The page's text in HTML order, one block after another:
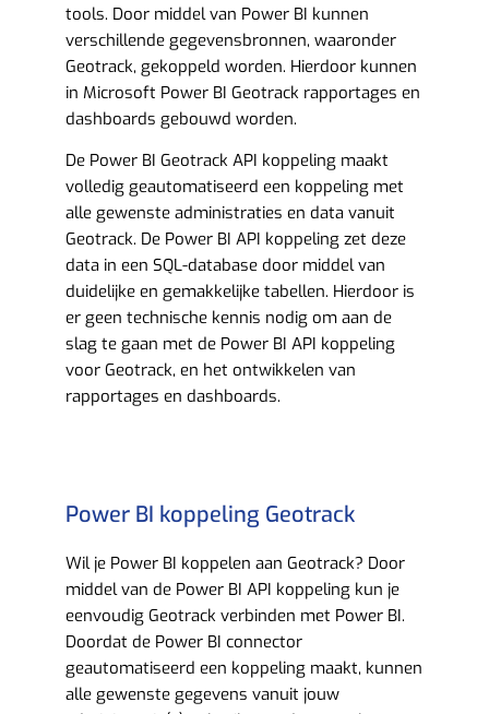
Power BI koppeling Geotrack
Wil je Power BI koppelen aan Geotrack? Door
middel van de Power BI API koppeling kun je
eenvoudig Geotrack verbinden met Power BI.
Doordat de Power BI connector
geautomatiseerd een koppeling maakt, kunnen
alle gewenste gegevens vanuit jouw
tools. Door middel van Power BI kunnen
verschillende gegevensbronnen, waaronder
Geotrack, gekoppeld worden. Hierdoor kunnen
in Microsoft Power BI Geotrack rapportages en
dashboards gebouwd worden.
De Power BI Geotrack API koppeling maakt
volledig geautomatiseerd een koppeling met
alle gewenste administraties en data vanuit
Geotrack. De Power BI API koppeling zet deze
data in een SQL-database door middel van
duidelijke en gemakkelijke tabellen. Hierdoor is
er geen technische kennis nodig om aan de
slag te gaan met de Power BI API koppeling
voor Geotrack, en het ontwikkelen van
rapportages en dashboards.